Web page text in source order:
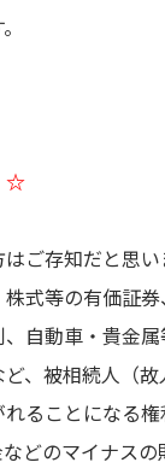
☆
ご存知だと思
式等の有価証
自動車・貴金
、被相続人（
ることになる
どのマイナス